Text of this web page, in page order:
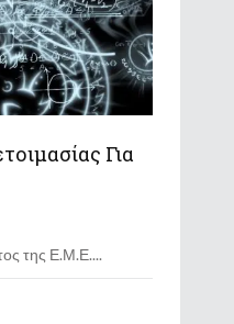
Για
της Ε.Μ.Ε.